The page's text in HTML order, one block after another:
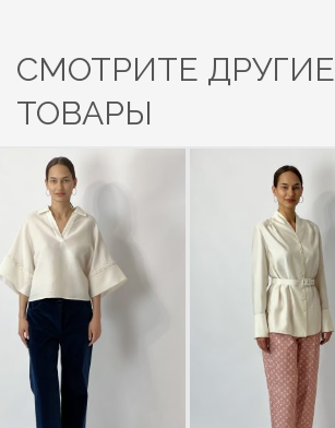
СМОТРИТЕ ДРУГИЕ
ТОВАРЫ